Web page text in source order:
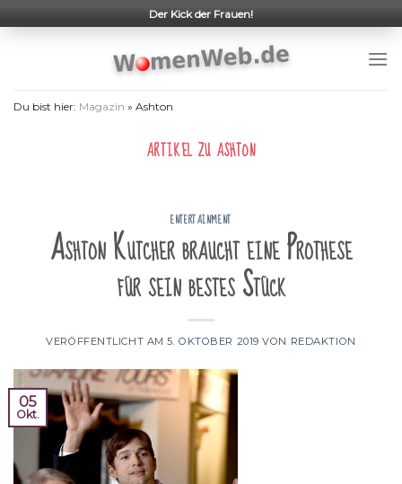
to
Der Kick der Frauen!
Du bist hier: Magazin » Ashton
ARTIKEL ZU ASHTON
ENTERTAINMENT
Ashton Kutcher braucht eine Prothese
für sein bestes Stück
VERÖFFENTLICHT AM5. OKTOBER 2019 VON REDAKTION
05
Okt.